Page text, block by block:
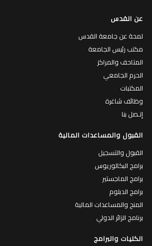
عن القدس
لمحة عن جامعة القدس
مكتب رئيس الجامعة
المتاحف والمراكز
الحرم الجامعي
المكتبات
وظائف شاغرة
إتـصل بنا
القبول والمساعدات المالية
القبول والتسجيل
برامج البكالوريوس
برامج الماجستير
برامج الدبلوم
المنح والمساعدات المالية
برنامج الزائر الدولي
الكليات والبرامج